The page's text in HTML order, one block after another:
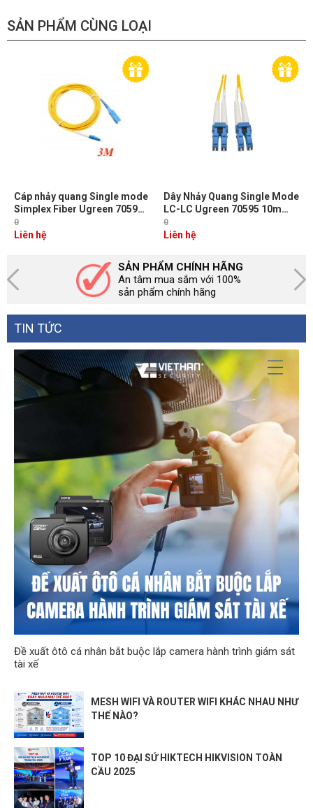
SẢN PHẨM CÙNG LOẠI
Cáp nhảy quang Single mode
Simplex Fiber Ugreen 70596
Dài 3M đầu LC-SC Màu Vàng
NW217
0
Liên hệ
Dây Nhảy Quang Single Mode
LC-LC Ugreen 70595 10m
Chuẩn UPC, Bước Sóng
1310/1550nm
0
Liên hệ
SẢN PHẨM CHÍNH HÃNG
An tâm mua sắm với 100%
sản phẩm chính hãng
TIN TỨC
Đề xuất ôtô cá nhân bắt buộc lắp camera hành trình giám sát
tài xế
MESH WIFI VÀ ROUTER WIFI KHÁC NHAU NHƯ
THẾ NÀO?
TOP 10 ĐẠI SỨ HIKTECH HIKVISION TOÀN
CẦU 2025